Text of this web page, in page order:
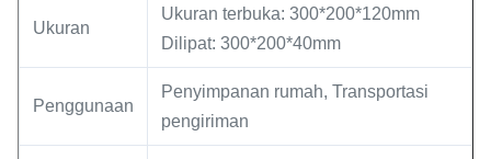
Ukuran
Ukuran terbuka: 300*200*120mm
Dilipat: 300*200*40mm
Penggunaan
Penyimpanan rumah, Transportasi
pengiriman